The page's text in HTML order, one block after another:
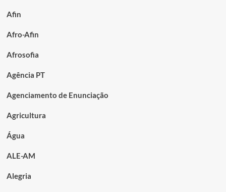
Afin
Afro-Afin
Afrosofia
Agência PT
Agenciamento de Enunciação
Agricultura
Água
ALE-AM
Alegria